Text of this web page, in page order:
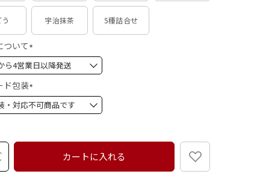
宇治抹茶 5種詰合せ
ついて
(
必
須
)
ド包装
(
必
カートに入れる